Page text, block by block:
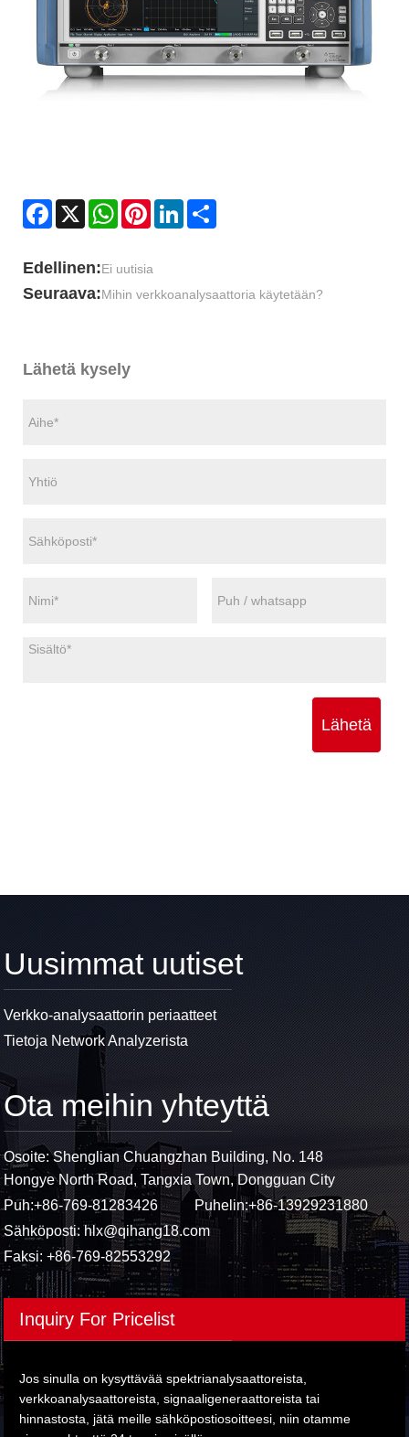
Facebook
X WhatsAppPinterestLinkedIn
Edellinen:Ei uutisia
Seuraava:Mihin verkkoanalysaattoria käytetään?
Lähetä kysely
Lähetä
Uusimmat uutiset
Verkko-analysaattorin periaatteet
Tietoja Network Analyzerista
Ota meihin yhteyttä
Osoite: Shenglian Chuangzhan Building, No. 148
Hongye North Road, Tangxia Town, Dongguan City
Puh:+86-769-81283426 Puhelin:+86-13929231880
Sähköposti: hlx@qihang18.com
Faksi: +86-769-82553292
Inquiry For Pricelist
Jos sinulla on kysyttävää spektrianalysaattoreista,
verkkoanalysaattoreista, signaaligeneraattoreista tai
hinnastosta, jätä meille sähköpostiosoitteesi, niin otamme